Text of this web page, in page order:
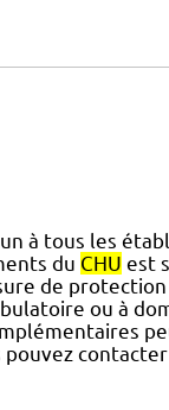
à tous les
du CHU est
de
ou à
pouvez